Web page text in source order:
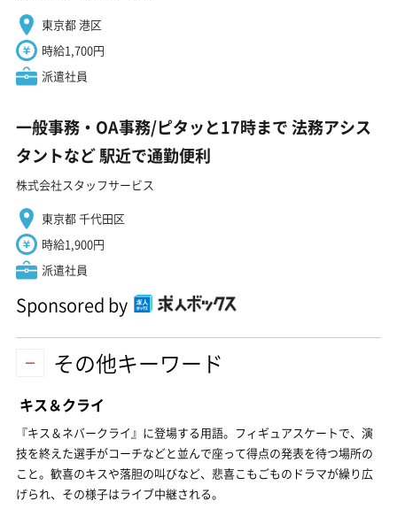
東京都 港区
時給1,700円
派遣社員
一般事務・OA事務/ピタッと17時まで 法務アシス
タントなど 駅近で通勤便利
株式会社スタッフサービス
東京都 千代田区
時給1,900円
派遣社員
Sponsored by
その他キーワード
キス＆クライ
『キス＆ネバークライ』に登場する用語。フィギュアスケートで、演
技を終えた選手がコーチなどと並んで座って得点の発表を待つ場所の
こと。歓喜のキスや落胆の叫びなど、悲喜こもごものドラマが繰り広
げられ、その様子はライブ中継される。